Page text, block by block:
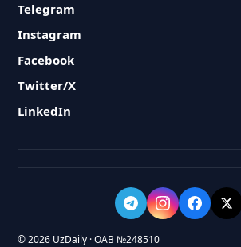
Telegram
Instagram
Facebook
Twitter/X
LinkedIn
© 2026 UzDaily · ОАВ №248510